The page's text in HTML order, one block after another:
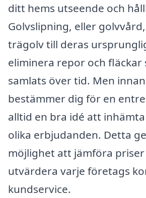
ditt hems utseende och
Golvslipning, eller
trägolv till deras
eliminera repor och fläckar
samlats över tid. Men
bestämmer dig för en
alltid en bra idé att
olika erbjudanden. Detta
möjlighet att jämföra
utvärdera varje företags
kundservice.